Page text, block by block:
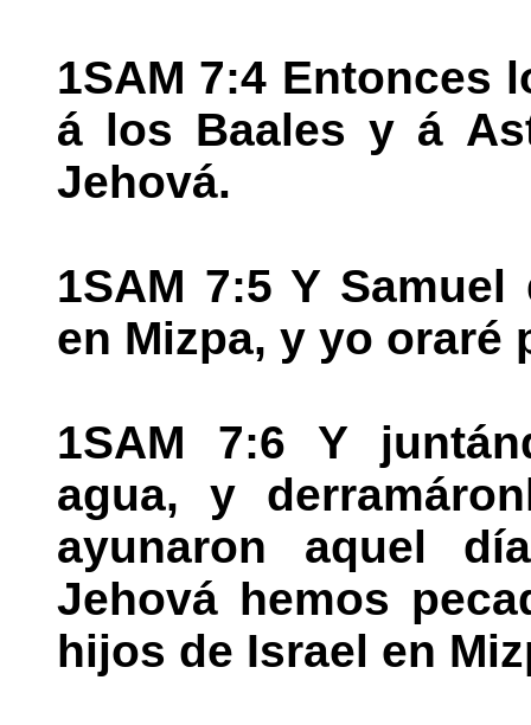
1SAM 7:4 Entonces
á los Baales y á
Jehová.
1SAM 7:5 Y
en Mizpa, y yo oraré
1SAM 7:6 Y
agua, y
ayunaron aquel
Jehová hemos
hijos de Israel en